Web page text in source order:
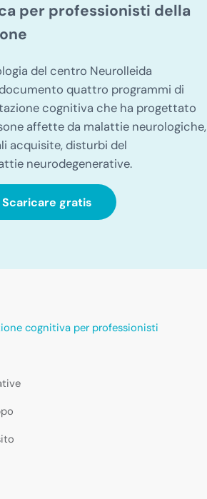
per professionisti della
del centro Neurolleida
quattro programmi di
cognitiva che ha progettato
affette da malattie neurologiche,
acquisite, disturbi del
neurodegenerative.
Scaricare gratis
cognitiva per professionisti